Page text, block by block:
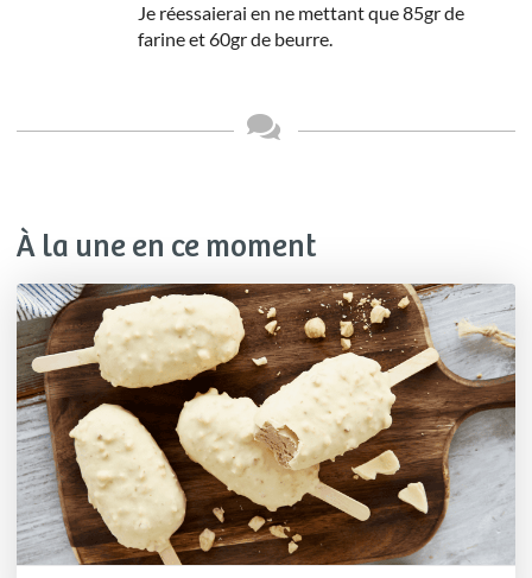
Je réessaierai en ne mettant que 85gr de
farine et 60gr de beurre.
À la une en ce moment